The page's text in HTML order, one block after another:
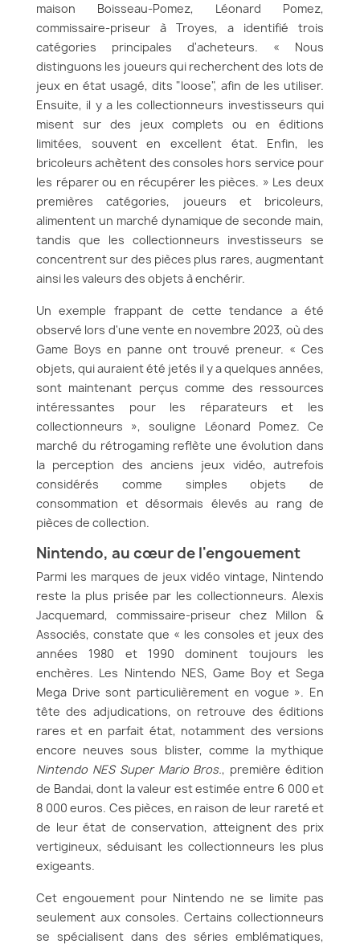
maison Boisseau-Pomez, Léonard Pomez,
commissaire-priseur à Troyes, a identifié trois
catégories principales d'acheteurs. « Nous
distinguons les joueurs qui recherchent des lots de
jeux en état usagé, dits "loose", afin de les utiliser.
Ensuite, il y a les collectionneurs investisseurs qui
misent sur des jeux complets ou en éditions
limitées, souvent en excellent état. Enfin, les
bricoleurs achètent des consoles hors service pour
les réparer ou en récupérer les pièces. » Les deux
premières catégories, joueurs et bricoleurs,
alimentent un marché dynamique de seconde main,
tandis que les collectionneurs investisseurs se
concentrent sur des pièces plus rares, augmentant
ainsi les valeurs des objets à enchérir.
Un exemple frappant de cette tendance a été
observé lors d'une vente en novembre 2023, où des
Game Boys en panne ont trouvé preneur. « Ces
objets, qui auraient été jetés il y a quelques années,
sont maintenant perçus comme des ressources
intéressantes pour les réparateurs et les
collectionneurs », souligne Léonard Pomez. Ce
marché du rétrogaming reflète une évolution dans
la perception des anciens jeux vidéo, autrefois
considérés comme simples objets de
consommation et désormais élevés au rang de
pièces de collection.
Nintendo, au cœur de l'engouement
Parmi les marques de jeux vidéo vintage, Nintendo
reste la plus prisée par les collectionneurs. Alexis
Jacquemard, commissaire-priseur chez Millon &
Associés, constate que « les consoles et jeux des
années 1980 et 1990 dominent toujours les
enchères. Les Nintendo NES, Game Boy et Sega
Mega Drive sont particulièrement en vogue ». En
tête des adjudications, on retrouve des éditions
rares et en parfait état, notamment des versions
encore neuves sous blister, comme la mythique
Nintendo NES Super Mario Bros., première édition
de Bandai, dont la valeur est estimée entre 6 000 et
8 000 euros. Ces pièces, en raison de leur rareté et
de leur état de conservation, atteignent des prix
vertigineux, séduisant les collectionneurs les plus
exigeants.
Cet engouement pour Nintendo ne se limite pas
seulement aux consoles. Certains collectionneurs
se spécialisent dans des séries emblématiques,